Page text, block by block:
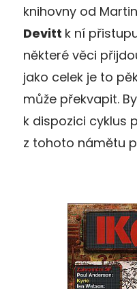
knihovny od
Devitt k ní
některé věci
jako celek je to
může překvapit.
k dispozici cyklus
z tohoto námětu